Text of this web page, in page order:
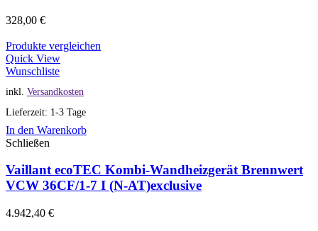
328,00 €
Produkte vergleichen
Quick View
Wunschliste
inkl. Versandkosten
Lieferzeit: 1-3 Tage
In den Warenkorb
Schließen
Vaillant ecoTEC Kombi-Wandheizgerät Brennwert
VCW 36CF/1-7 I (N-AT)exclusive
4.942,40 €